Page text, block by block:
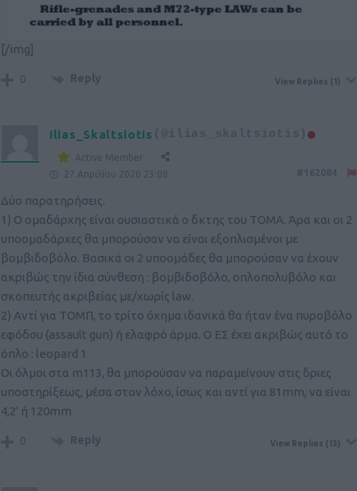
[/img]
0 Reply View Replies (1)
Ilias_Skaltsiotis
Active Member
27 Απριλίου 2020 23:08
Δύο παρατηρήσεις.
1) Ο ομαδάρχης είναι ουσιαστικά ο δκτης του ΤΟΜΑ. Άρα και οι 2
υποομαδάρχες θα μπορούσαν να είναι εξοπλισμένοι με
βομβιδοβόλο. Βασικά οι 2 υποομάδες θα μπορούσαν να έχουν
ακριβώς την ίδια σύνθεση : βομβιδοβόλο, οπλοπολυβόλο και
σκοπευτής ακριβείας με/χωρίς law.
2) Αντί για ΤΟΜΠ, το τρίτο όχημα ιδανικά θα ήταν ένα πυροβόλο
εφόδου (assault gun) ή ελαφρό άρμα. Ο ΕΣ έχει ακριβώς αυτό το
όπλο : leopard 1
Οι όλμοι στα m113, θα μπορούσαν να παραμείνουν στις δριες
υποστηρίξεως, μέσα στον λόχο, ίσως και αντί για 81mm, να είναι
4,2′ ή 120mm
0 Reply View Replies (13)